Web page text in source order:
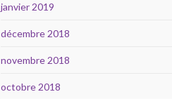
janvier 2019
décembre 2018
novembre 2018
octobre 2018